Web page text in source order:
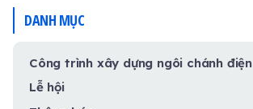
DANH MỤC
Công trình xây dựng ngôi chánh điện
Lễ hội